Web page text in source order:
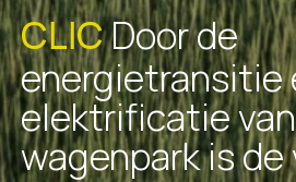
CLICDoor de
energietransitie
elektrificatie
wagenpark is de